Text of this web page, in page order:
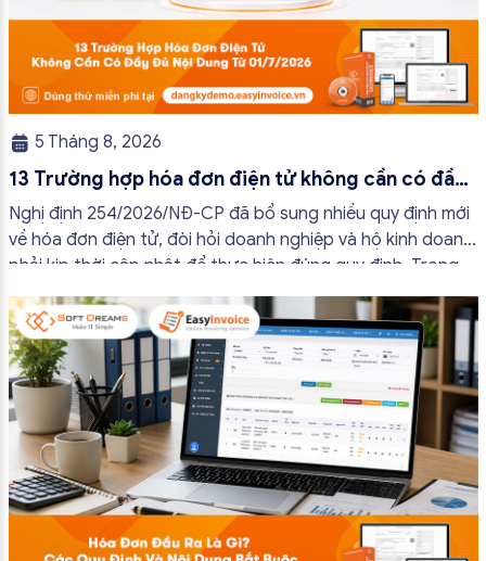
5 Tháng 8, 2026
13 Trường hợp hóa đơn điện tử không cần có đầy
đủ nội dung từ 01/7/2026
Nghị định 254/2026/NĐ-CP đã bổ sung nhiều quy định mới
về hóa đơn điện tử, đòi hỏi doanh nghiệp và hộ kinh doanh
phải kịp thời cập nhật để thực hiện đúng quy định. Trong
bài viết này, hóa đơn điện tử EasyInvoice sẽ chia sẻ 13
trường hợp hóa đơn điện tử không cần […]